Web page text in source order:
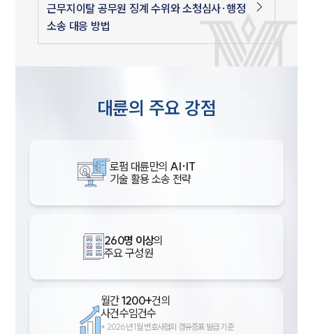
근무지이탈 공무원 징계 수위와 소청심사·행정
소송 대응 방법
대륜의 주요 강점
로펌 대륜만의 AI·IT
기술 활용 소송 전략
260명 이상의
주요 구성원
월간1200+건의
사건수임건수
* 2026년 1월 변호사협회 경유증표 발급 기준